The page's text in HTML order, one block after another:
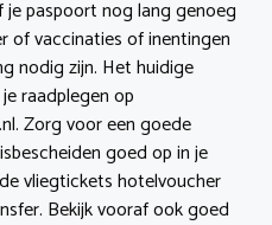
je paspoort nog lang genoeg
of vaccinaties of inentingen
nodig zijn. Het huidige
raadplegen op
Zorg voor een goede
goed op in je
vliegtickets hotelvoucher
Bekijk vooraf ook goed